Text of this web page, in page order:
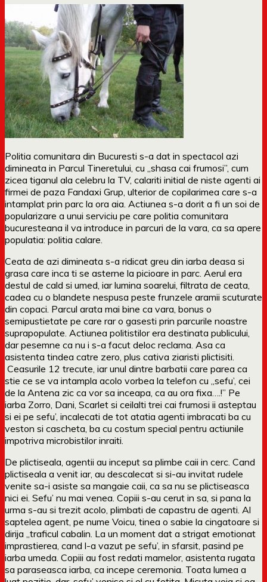
Politia comunitara din Bucuresti s-a dat in spectacol azi
dimineata in Parcul Tineretului, cu „shasa cai frumosi”, cum
zicea tiganul ala celebru la TV, calariti initial de niste agenti ai
firmei de paza Fandaxi Grup, ulterior de copilarimea care s-a
intamplat prin parc la ora aia. Actiunea s-a dorit a fi un soi de
popularizare a unui serviciu pe care politia comunitara
bucuresteana il va introduce in parcuri de la vara, ca sa apere
populatia: politia calare.
Ceata de azi dimineata s-a ridicat greu din iarba deasa si
grasa care inca ti se asterne la picioare in parc. Aerul era
destul de cald si umed, iar lumina soarelui, filtrata de ceata,
cadea cu o blandete nespusa peste frunzele aramii scuturate
din copaci. Parcul arata mai bine ca vara, bonus o
semipustietate pe care rar o gasesti prin parcurile noastre
suprapopulate. Actiunea politistilor era destinata publicului,
dar pesemne ca nu i s-a facut deloc reclama. Asa ca
asistenta tindea catre zero, plus cativa ziaristi plictisiti.
Ceasurile 12 trecute, iar unul dintre barbatii care parea ca
stie ce se va intampla acolo vorbea la telefon cu „sefu’, cei
de la Antena zic ca vor sa inceapa, ca au ora fixa….!” Pe
iarba Zorro, Dani, Scarlet si ceilalti trei cai frumosi ii asteptau
si ei pe sefu’, incalecati de tot atatia agenti imbracati ba cu
veston si cascheta, ba cu costum special pentru actiunile
impotriva microbistilor inraiti.
De plictiseala, agentii au inceput sa plimbe caii in cerc. Cand
plictiseala a venit iar, au descalecat si si-au invitat rudele
venite sa-i asiste sa mangaie caii, ca sa nu se plictiseasca
nici ei. Sefu’ nu mai venea. Copiii s-au cerut in sa, si pana la
urma s-au si trezit acolo, plimbati de capastru de agenti. Al
saptelea agent, pe nume Voicu, tinea o sabie la cingatoare si
dirija „traficul cabalin. La un moment dat a strigat emotionat
imprastierea, cand l-a vazut pe sefu’, in sfarsit, pasind pe
iarba umeda. Copiii au fost redati mamelor, asistenta rugata
sa paraseasca iarba, ca incepe ceremonia. Toata lumea a